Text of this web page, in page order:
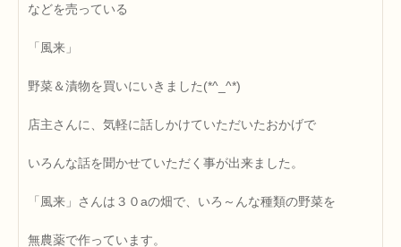
などを売っている
「風来」
野菜＆漬物を買いにいきました(*^_^*)
店主さんに、気軽に話しかけていただいたおかげで
いろんな話を聞かせていただく事が出来ました。
「風来」さんは３０aの畑で、いろ～んな種類の野菜を
無農薬で作っています。